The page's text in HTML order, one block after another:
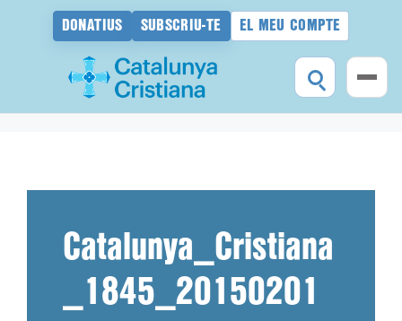
DONATIUS SUBSCRIU-TE EL MEU COMPTE
Catalunya_Cristiana
_1845_20150201